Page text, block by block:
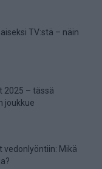
TV:stä – näin
2025 – tässä
joukkue
Mikä